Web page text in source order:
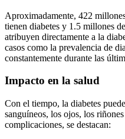
Aproximadamente, 422
tienen diabetes y 1.5 millones
atribuyen directamente a la
casos como la prevalencia de
constantemente durante las
Impacto en la salud
Con el tiempo, la diabetes
sanguíneos, los ojos, los
complicaciones, se destacan: